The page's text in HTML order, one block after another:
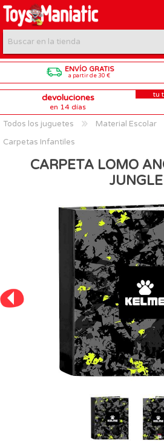
ENVÍO GRATIS
a partir de 30 €
devoluciones
en 14 días
tu
Todos los juguetes Material Escolar
Carpetas Infantiles
CARPETA LOMO
JUNGLE